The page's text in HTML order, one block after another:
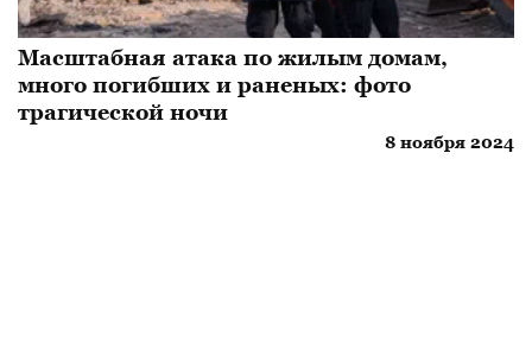
Масштабная атака по жилым домам,
много погибших и раненых: фото
трагической ночи
8 ноября 2024